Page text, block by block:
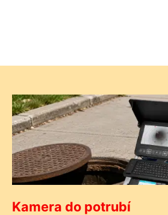
Kamera do potrubí